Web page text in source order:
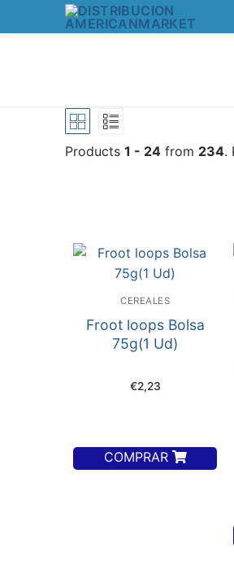
Products 1 - 24 from 234.
CEREALES
Froot loops Bolsa
75g(1 Ud)
€2,23
COMPRAR